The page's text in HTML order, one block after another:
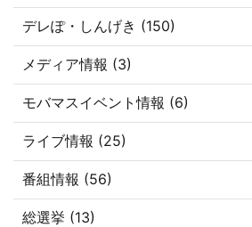
デレぽ・しんげき (150)
メディア情報 (3)
モバマスイベント情報 (6)
ライブ情報 (25)
番組情報 (56)
総選挙 (13)